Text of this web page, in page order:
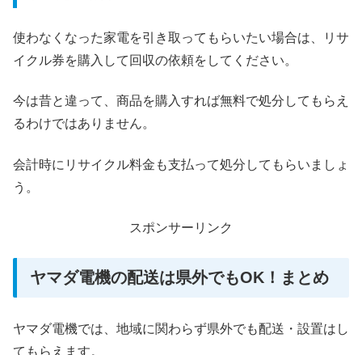
使わなくなった家電を引き取ってもらいたい場合は、リサ
イクル券を購入して回収の依頼をしてください。
今は昔と違って、商品を購入すれば無料で処分してもらえ
るわけではありません。
会計時にリサイクル料金も支払って処分してもらいましょ
う。
スポンサーリンク
ヤマダ電機の配送は県外でもOK！まとめ
ヤマダ電機では、地域に関わらず県外でも配送・設置はし
てもらえます。